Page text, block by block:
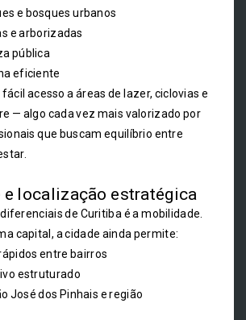
e bosques urbanos
e arborizadas
pública
eficiente
acesso a áreas de lazer, ciclovias e
— algo cada vez mais valorizado por
que buscam equilíbrio entre
localização estratégica
de Curitiba é a mobilidade.
capital, a cidade ainda permite:
entre bairros
estruturado
José dos Pinhais e região